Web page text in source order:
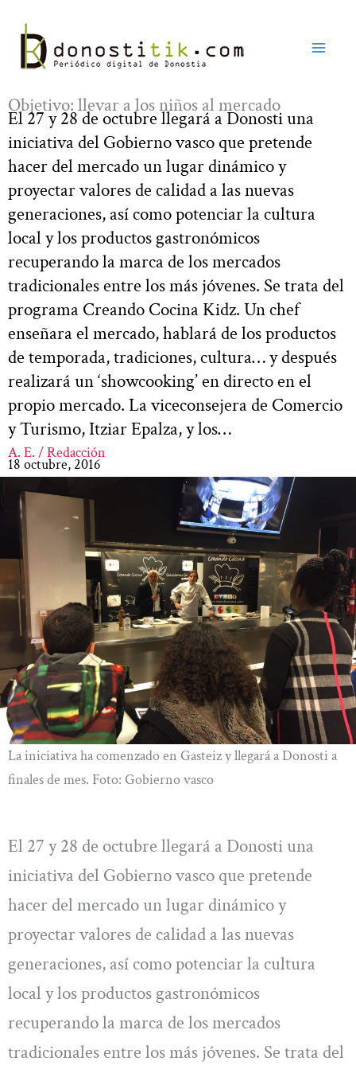
contenido
Objetivo: llevar a los niños al mercado
El 27 y 28 de octubre llegará a Donosti una
iniciativa del Gobierno vasco que pretende
hacer del mercado un lugar dinámico y
proyectar valores de calidad a las nuevas
generaciones, así como potenciar la cultura
local y los productos gastronómicos
recuperando la marca de los mercados
tradicionales entre los más jóvenes. Se trata del
programa Creando Cocina Kidz. Un chef
enseñara el mercado, hablará de los productos
de temporada, tradiciones, cultura… y después
realizará un ‘showcooking’ en directo en el
propio mercado. La viceconsejera de Comercio
y Turismo, Itziar Epalza, y los…
A. E. / Redacción
18 octubre, 2016
La iniciativa ha comenzado en Gasteiz y llegará a Donosti a
finales de mes. Foto: Gobierno vasco
El 27 y 28 de octubre llegará a Donosti una
iniciativa del Gobierno vasco que pretende
hacer del mercado un lugar dinámico y
proyectar valores de calidad a las nuevas
generaciones, así como potenciar la cultura
local y los productos gastronómicos
recuperando la marca de los mercados
tradicionales entre los más jóvenes. Se trata del